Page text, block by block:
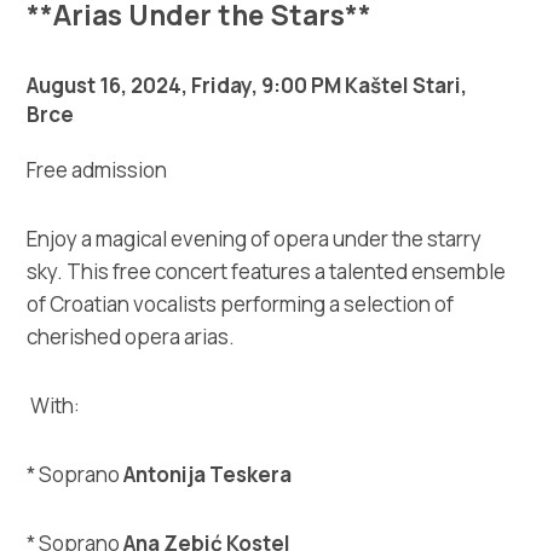
Tourist office
Safe in Dalmatia
+385 21 227 933
info@kastela-info.hr
Villa Nika, Kamberovo šetalište 30,
**Arias Under the Stars**
August 16, 2024, Friday, 9:00 PM Kaštel Stari,
Brce
Free admission
Enjoy a magical evening of opera under the starry
sky. This free concert features a talented ensemble
of Croatian vocalists performing a selection of
cherished opera arias.
With:
* SopranoAntonija Teskera
* SopranoAna Zebić Kostel